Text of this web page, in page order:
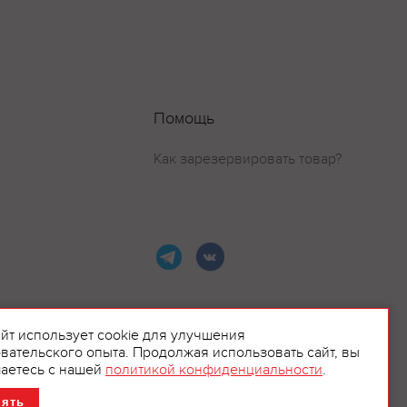
Помощь
Как зарезервировать товар?
использует cookie для улучшения
опыта. Продолжая использовать сайт, вы
с нашей политикой конфиденциальности.